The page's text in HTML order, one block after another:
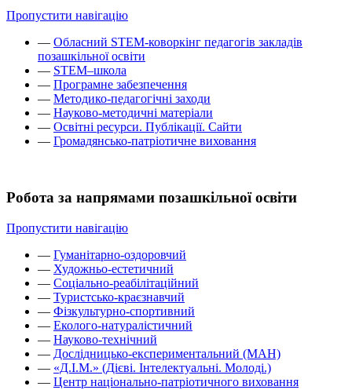
Пропустити навігацію
— Обласний STEM-коворкінг педагогів закладів
позашкільної освіти
— STEM–школа
— Програмне забезпечення
— Методико-педагогічні заходи
— Науково-методичні матеріали
— Освітні ресурси. Публікації. Сайти
— Громадянсько-патріотичне виховання
Робота за напрямами позашкільної освіти
Пропустити навігацію
— Гуманітарно-оздоровчий
— Художньо-естетичний
— Соціально-реабілітаційний
— Туристсько-краєзнавчий
— Фізкультурно-спортивний
— Еколого-натуралістичний
— Науково-технічний
— Дослідницько-експериментальний (МАН)
— «Д.І.М.» (Дієві. Інтелектуальні. Молоді.)
— Центр національно-патріотичного виховання